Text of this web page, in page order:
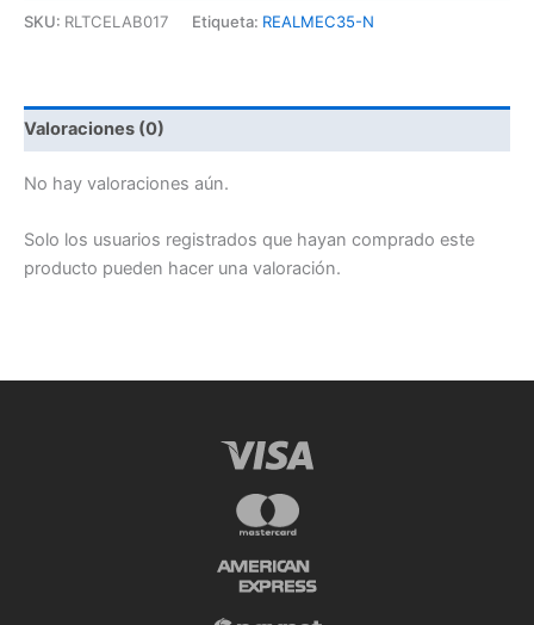
SKU: RLTCELAB017 Etiqueta: REALMEC35-N
Valoraciones (0)
No hay valoraciones aún.
Solo los usuarios registrados que hayan comprado este
producto pueden hacer una valoración.